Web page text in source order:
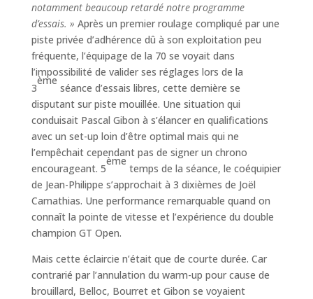
notamment beaucoup retardé notre programme
d’essais. » Après un premier roulage compliqué par une
piste privée d’adhérence dû à son exploitation peu
fréquente, l’équipage de la 70 se voyait dans
l’impossibilité de valider ses réglages lors de la
3
ème
séance d’essais libres, cette dernière se
disputant sur piste mouillée. Une situation qui
conduisait Pascal Gibon à s’élancer en qualifications
avec un set-up loin d’être optimal mais qui ne
l’empêchait cependant pas de signer un chrono
encourageant. 5
ème
temps de la séance, le coéquipier
de Jean-Philippe s’approchait à 3 dixièmes de Joël
Camathias. Une performance remarquable quand on
connaît la pointe de vitesse et l’expérience du double
champion GT Open.
Mais cette éclaircie n’était que de courte durée. Car
contrarié par l’annulation du warm-up pour cause de
brouillard, Belloc, Bourret et Gibon se voyaient